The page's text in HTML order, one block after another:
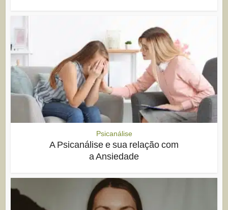
Psicanálise
A Psicanálise e sua relação com
a Ansiedade